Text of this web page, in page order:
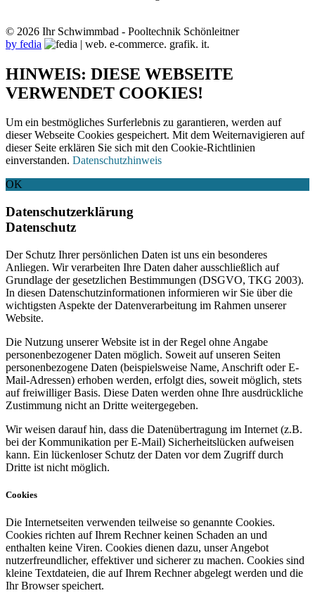
© 2026 Ihr Schwimmbad - Pooltechnik Schönleitner
by fedia
HINWEIS: DIESE WEBSEITE
VERWENDET COOKIES!
Um ein bestmögliches Surferlebnis zu garantieren, werden auf
dieser Webseite Cookies gespeichert. Mit dem Weiternavigieren auf
dieser Seite erklären Sie sich mit den Cookie-Richtlinien
einverstanden. Datenschutzhinweis
OK
Datenschutzerklärung
Datenschutz
Der Schutz Ihrer persönlichen Daten ist uns ein besonderes
Anliegen. Wir verarbeiten Ihre Daten daher ausschließlich auf
Grundlage der gesetzlichen Bestimmungen (DSGVO, TKG 2003).
In diesen Datenschutzinformationen informieren wir Sie über die
wichtigsten Aspekte der Datenverarbeitung im Rahmen unserer
Website.
Die Nutzung unserer Website ist in der Regel ohne Angabe
personenbezogener Daten möglich. Soweit auf unseren Seiten
personenbezogene Daten (beispielsweise Name, Anschrift oder E-
Mail-Adressen) erhoben werden, erfolgt dies, soweit möglich, stets
auf freiwilliger Basis. Diese Daten werden ohne Ihre ausdrückliche
Zustimmung nicht an Dritte weitergegeben.
Wir weisen darauf hin, dass die Datenübertragung im Internet (z.B.
bei der Kommunikation per E-Mail) Sicherheitslücken aufweisen
kann. Ein lückenloser Schutz der Daten vor dem Zugriff durch
Dritte ist nicht möglich.
Cookies
Die Internetseiten verwenden teilweise so genannte Cookies.
Cookies richten auf Ihrem Rechner keinen Schaden an und
enthalten keine Viren. Cookies dienen dazu, unser Angebot
nutzerfreundlicher, effektiver und sicherer zu machen. Cookies sind
kleine Textdateien, die auf Ihrem Rechner abgelegt werden und die
Ihr Browser speichert.